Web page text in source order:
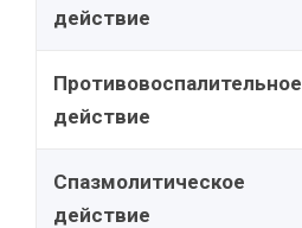
действие
Противовоспалительное
действие
Спазмолитическое
действие